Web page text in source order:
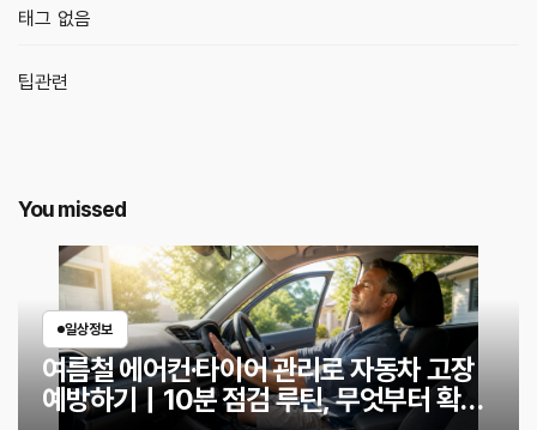
태그 없음
팁관련
You missed
일상정보
여름철 에어컨·타이어 관리로 자동차 고장
예방하기｜10분 점검 루틴, 무엇부터 확인